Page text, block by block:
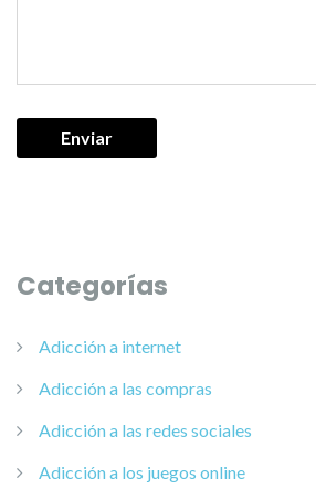
Categorías
Adicción a internet
Adicción a las compras
Adicción a las redes sociales
Adicción a los juegos online